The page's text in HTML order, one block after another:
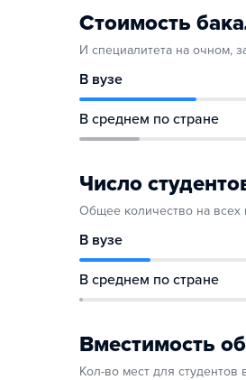
Стоимость
И специалитета на очном,
В вузе
В среднем по стране
Число
Общее количество на всех
В вузе
В среднем по стране
Вместимость
Кол-во мест для студентов